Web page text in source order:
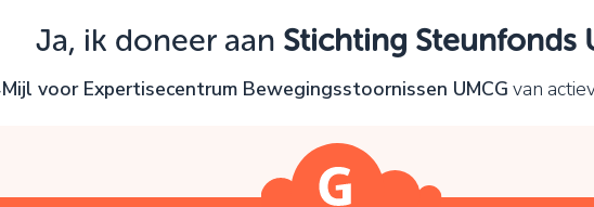
Ja, ik doneer aan Stichting Steunfonds
voor Expertisecentrum Bewegingsstoornissen UMCG van
Oeps!
Je kunt nog niet verder vanwege:
OK